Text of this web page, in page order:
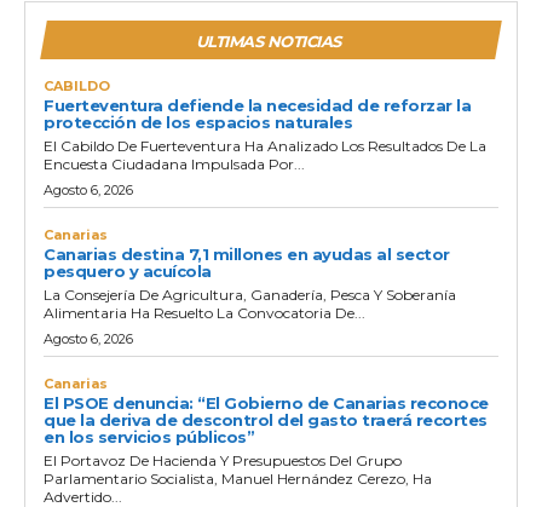
ULTIMAS NOTICIAS
CABILDO
Fuerteventura defiende la necesidad de reforzar la
protección de los espacios naturales
El Cabildo De Fuerteventura Ha Analizado Los Resultados De La
Encuesta Ciudadana Impulsada Por...
Agosto 6, 2026
Canarias
Canarias destina 7,1 millones en ayudas al sector
pesquero y acuícola
La Consejería De Agricultura, Ganadería, Pesca Y Soberanía
Alimentaria Ha Resuelto La Convocatoria De...
Agosto 6, 2026
Canarias
El PSOE denuncia: “El Gobierno de Canarias reconoce
que la deriva de descontrol del gasto traerá recortes
en los servicios públicos”
El Portavoz De Hacienda Y Presupuestos Del Grupo
Parlamentario Socialista, Manuel Hernández Cerezo, Ha
Advertido...